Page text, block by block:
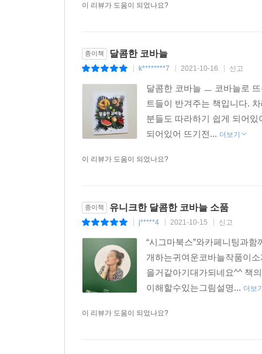
이 리뷰가 도움이 되었나요?
종이책 달콤한 코바늘
k********7 2021-10-16 신고
달콤한 코바늘 ㅡ 코바늘로
트들이 반겨주는 책입니다.
분들도 따라하기 쉽게 되어
되어있어 뜨기전... 더보기
이 리뷰가 도움이 되었나요?
종이책 유니크한 달콤한 코바늘 소품
j*****4 2021-10-15 신고
“시그마북스”와카페니팅과
개하는귀여운코바늘작품이
을거같아기대가되네요^^ 책
이해할수있는그림설명... 더보
이 리뷰가 도움이 되었나요?